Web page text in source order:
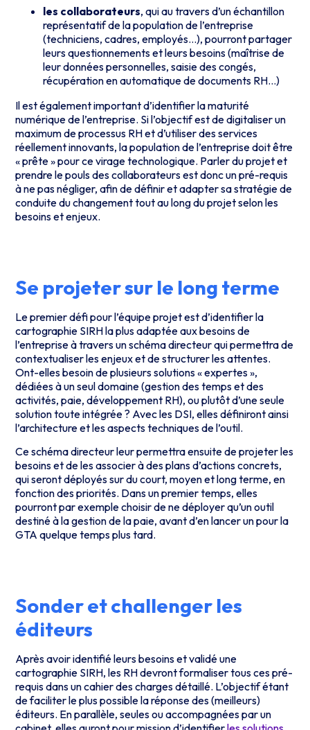
les collaborateurs, qui au travers d’un échantillon
représentatif de la population de l’entreprise
(techniciens, cadres, employés…), pourront partager
leurs questionnements et leurs besoins (maîtrise de
leur données personnelles, saisie des congés,
récupération en automatique de documents RH…)
Il est également important d’identifier la maturité
numérique de l’entreprise. Si l’objectif est de digitaliser un
maximum de processus RH et d’utiliser des services
réellement innovants, la population de l’entreprise doit être
« prête » pour ce virage technologique. Parler du projet et
prendre le pouls des collaborateurs est donc un pré-requis
à ne pas négliger, afin de définir et adapter sa stratégie de
conduite du changement tout au long du projet selon les
besoins et enjeux.
Se projeter sur le long terme
Le premier défi pour l’équipe projet est d’identifier la
cartographie SIRH la plus adaptée aux besoins de
l’entreprise à travers un schéma directeur qui permettra de
contextualiser les enjeux et de structurer les attentes.
Ont-elles besoin de plusieurs solutions « expertes »,
dédiées à un seul domaine (gestion des temps et des
activités, paie, développement RH), ou plutôt d’une seule
solution toute intégrée ? Avec les DSI, elles définiront ainsi
l’architecture et les aspects techniques de l’outil.
Ce schéma directeur leur permettra ensuite de projeter les
besoins et de les associer à des plans d’actions concrets,
qui seront déployés sur du court, moyen et long terme, en
fonction des priorités. Dans un premier temps, elles
pourront par exemple choisir de ne déployer qu’un outil
destiné à la gestion de la paie, avant d’en lancer un pour la
GTA quelque temps plus tard.
Sonder et challenger les
éditeurs
Après avoir identifié leurs besoins et validé une
cartographie SIRH, les RH devront formaliser tous ces pré-
requis dans un cahier des charges détaillé. L’objectif étant
de faciliter le plus possible la réponse des (meilleurs)
éditeurs. En parallèle, seules ou accompagnées par un